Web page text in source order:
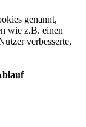
genannt,
wie z.B. einen
verbesserte,